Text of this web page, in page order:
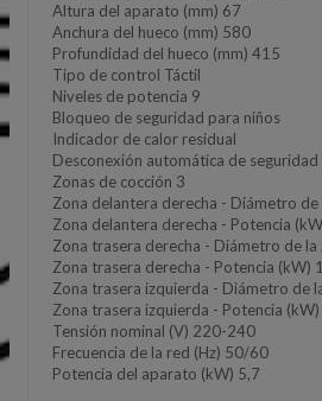
Altura del aparato (mm) 67
Anchura del hueco (mm) 580
Profundidad del hueco (mm) 415
Tipo de control Táctil
Niveles de potencia 9
Bloqueo de seguridad para niños
Indicador de calor residual
Desconexión automática de seguridad
Zonas de cocción 3
Zona delantera derecha - Diámetro
Zona delantera derecha - Potencia
Zona trasera derecha - Diámetro de la
Zona trasera derecha - Potencia (kW)
Zona trasera izquierda - Diámetro de
Zona trasera izquierda - Potencia
Tensión nominal (V) 220-240
Frecuencia de la red (Hz) 50/60
Potencia del aparato (kW) 5,7